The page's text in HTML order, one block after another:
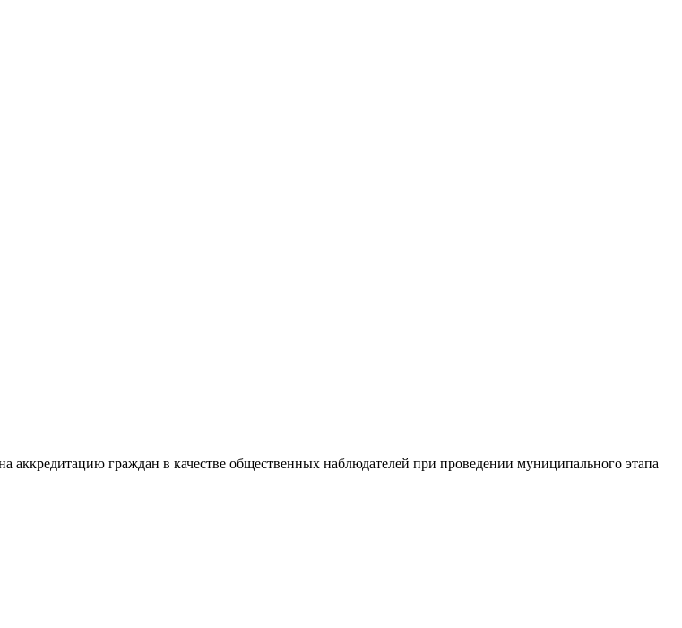
аккредитацию граждан в качестве общественных наблюдателей при проведении муниципального этапа